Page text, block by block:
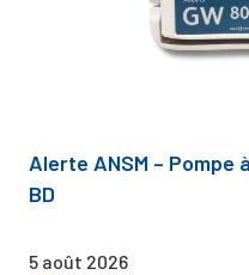
Alerte ANSM – Pompe
BD
5 août 2026